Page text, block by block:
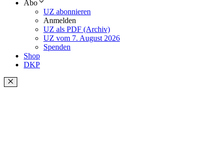
Abo
UZ abonnieren
Anmelden
UZ als PDF (Archiv)
UZ vom 7. August 2026
Spenden
Shop
DKP
Schließen